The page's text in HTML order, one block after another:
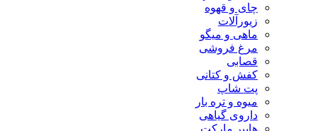
چای و قهوه
زیورآلات
ماهی و میگو
مرغ فروشی
قصابی
کفش و کتانی
پت شاپ
میوه و تره بار
داروی گیاهی